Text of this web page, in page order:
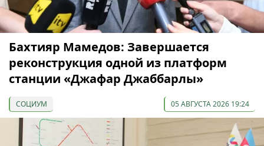
Бахтияр Мамедов: Завершается
реконструкция одной из платформ
станции «Джафар Джаббарлы»
СОЦИУМ 05 АВГУСТА 2026 19:24